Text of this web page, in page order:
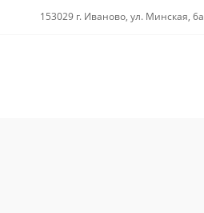
153029 г. Иваново, ул. Минская, 6а